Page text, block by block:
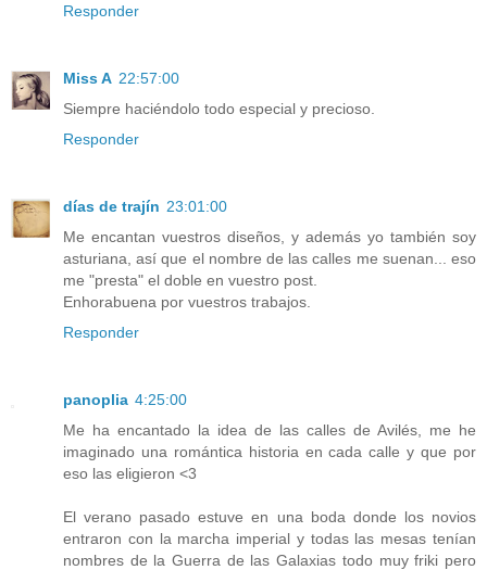
Responder
Miss A 22:57:00
Siempre haciéndolo todo especial y precioso.
Responder
días de trajín 23:01:00
Me encantan vuestros diseños, y además yo también soy
asturiana, así que el nombre de las calles me suenan... eso
me "presta" el doble en vuestro post.
Enhorabuena por vuestros trabajos.
Responder
panoplia 4:25:00
Me ha encantado la idea de las calles de Avilés, me he
imaginado una romántica historia en cada calle y que por
eso las eligieron <3
El verano pasado estuve en una boda donde los novios
entraron con la marcha imperial y todas las mesas tenían
nombres de la Guerra de las Galaxias todo muy friki pero